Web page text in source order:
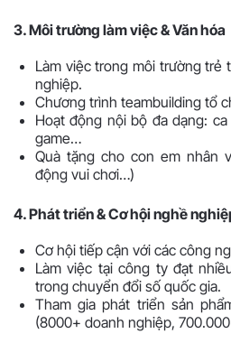
3. Môi trường làm việc & Văn hóa
Làm việc trong môi trường trẻ
nghiệp.
Chương trình teambuilding tổ
Hoạt động nội bộ đa dạng:
game…
Quà tặng cho con em nhân
động vui chơi…)
4. Phát triển & Cơ hội nghề
Cơ hội tiếp cận với các công
Làm việc tại công ty đạt
trong chuyển đổi số quốc gia.
Tham gia phát triển sản
(8000+ doanh nghiệp,